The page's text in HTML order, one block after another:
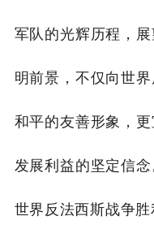
军队的光辉历程，
明前景，不仅向世
和平的友善形象，
发展利益的坚定信
世界反法西斯战争